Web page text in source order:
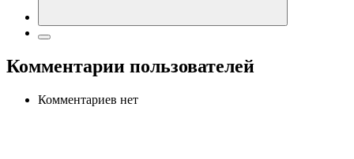
Комментарии пользователей
Комментариев нет